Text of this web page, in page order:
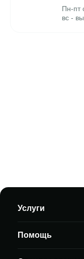
Пн-пт
вс -
Услуги
Помощь